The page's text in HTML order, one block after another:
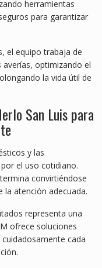
herramientas
para garantizar
el equipo trabaja de
optimizando el
la vida útil de
San Luis para
y las
el uso cotidiano.
convirtiéndose
la atención adecuada.
representa una
ofrece soluciones
cada